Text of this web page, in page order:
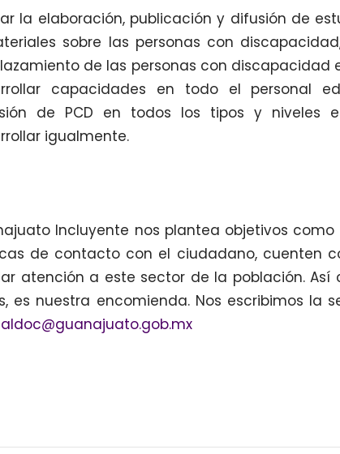
la elaboración, publicación y difusión de
sobre las personas con
de las personas con discapacidad
capacidades en todo el personal
de PCD en todos los tipos y niveles
igualmente.
Incluyente nos plantea objetivos
de contacto con el ciudadano, cuenten
atención a este sector de la población. Así
es nuestra encomienda. Nos escribimos la
@guanajuato.gob.mx